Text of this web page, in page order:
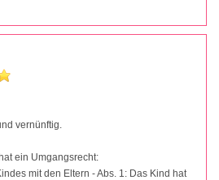
vernünftig.
ein Umgangsrecht:
mit den Eltern - Abs. 1: Das Kind hat